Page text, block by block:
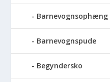
Barnevognsophæng
Barnevognspude
Begyndersko